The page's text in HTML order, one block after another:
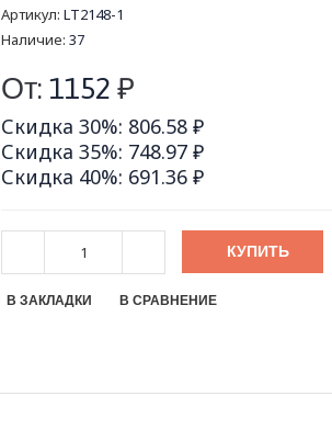
Артикул: LT2148-1
Наличие: 37
От: 1152 ₽
Скидка 30%: 806.58 ₽
Скидка 35%: 748.97 ₽
Скидка 40%: 691.36 ₽
КУПИТЬ
В ЗАКЛАДКИ В СРАВНЕНИЕ